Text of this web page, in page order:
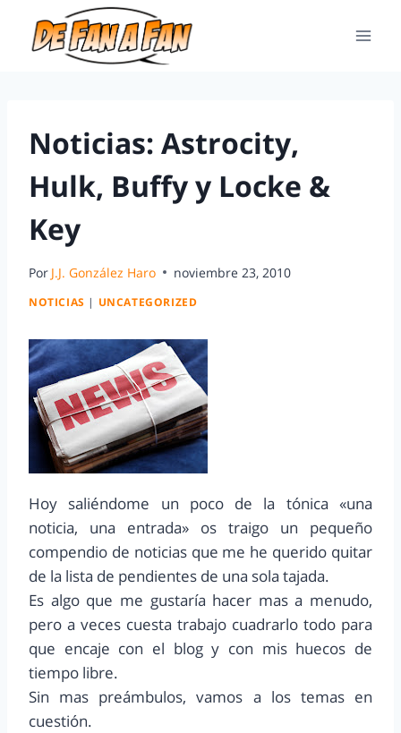
Noticias: Astrocity,
Hulk, Buffy y Locke &
Key
Por J.J. González Haro noviembre 23, 2010
NOTICIAS | UNCATEGORIZED
Hoy saliéndome un poco de la tónica «una
noticia, una entrada» os traigo un pequeño
compendio de noticias que me he querido quitar
de la lista de pendientes de una sola tajada.
Es algo que me gustaría hacer mas a menudo,
pero a veces cuesta trabajo cuadrarlo todo para
que encaje con el blog y con mis huecos de
tiempo libre.
Sin mas preámbulos, vamos a los temas en
cuestión.